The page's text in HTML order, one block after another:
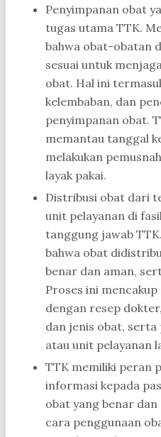
Penyimpanan obat
tugas utama TTK.
bahwa obat-obatan
sesuai untuk
obat. Hal ini
kelembaban, dan
penyimpanan obat.
memantau tanggal
melakukan
layak pakai.
Distribusi obat dari
unit pelayanan di
tanggung jawab
bahwa obat
benar dan aman,
Proses ini
dengan resep
dan jenis obat, serta
atau unit pelayanan
TTK memiliki peran
informasi kepada
obat yang benar
cara penggunaan